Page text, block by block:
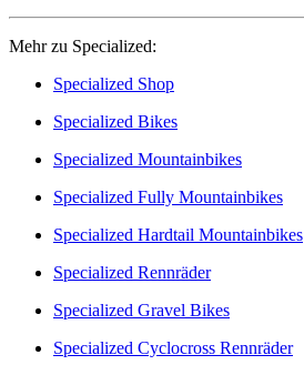
Mehr zu Specialized:
Specialized Shop
Specialized Bikes
Specialized Mountainbikes
Specialized Fully Mountainbikes
Specialized Hardtail Mountainbikes
Specialized Rennräder
Specialized Gravel Bikes
Specialized Cyclocross Rennräder